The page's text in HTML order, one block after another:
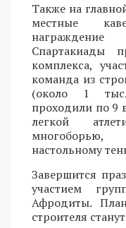
Также на
местные
Спартакиады
комплекса,
команда из
(около 1 тыс.
проходили по 9
легкой
настольному
Завершится
участием
Афродиты.
строителя